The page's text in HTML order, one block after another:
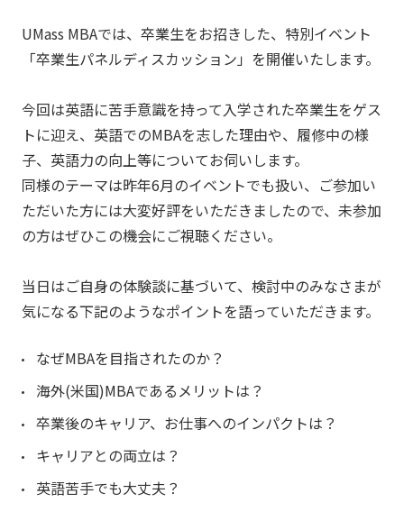
UMass MBAでは、卒業生をお招きした、特別イベント
「卒業生パネルディスカッション」を開催いたします。
今回は英語に苦手意識を持って入学された卒業生をゲス
トに迎え、英語でのMBAを志した理由や、履修中の様
子、英語力の向上等についてお伺いします。
同様のテーマは昨年6月のイベントでも扱い、ご参加い
ただいた方には大変好評をいただきましたので、未参加
の方はぜひこの機会にご視聴ください。
当日はご自身の体験談に基づいて、検討中のみなさまが
気になる下記のようなポイントを語っていただきます。
なぜMBAを目指されたのか？
海外(米国)MBAであるメリットは？
卒業後のキャリア、お仕事へのインパクトは？
キャリアとの両立は？
英語苦手でも大丈夫？